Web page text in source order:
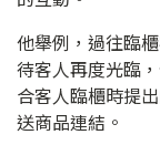
他舉例，過往臨
待客人再度光臨
合客人臨櫃時提
送商品連結。